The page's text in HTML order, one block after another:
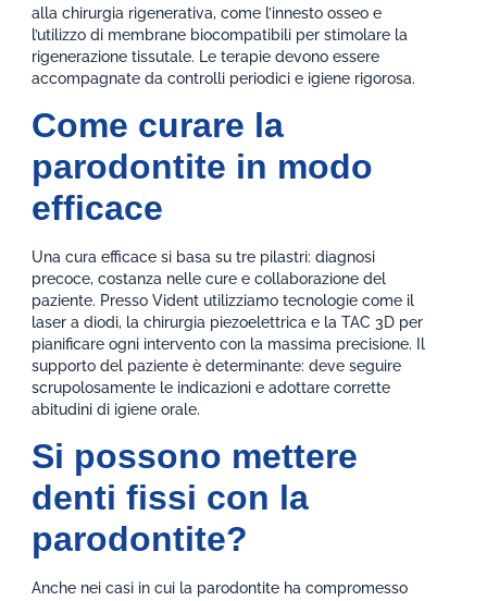
alla chirurgia rigenerativa, come l’innesto osseo e
l’utilizzo di membrane biocompatibili per stimolare la
rigenerazione tissutale. Le terapie devono essere
accompagnate da controlli periodici e igiene rigorosa.
Come curare la
parodontite in modo
efficace
Una cura efficace si basa su tre pilastri: diagnosi
precoce, costanza nelle cure e collaborazione del
paziente. Presso Vident utilizziamo tecnologie come il
laser a diodi, la chirurgia piezoelettrica e la TAC 3D per
pianificare ogni intervento con la massima precisione. Il
supporto del paziente è determinante: deve seguire
scrupolosamente le indicazioni e adottare corrette
abitudini di igiene orale.
Si possono mettere
denti fissi con la
parodontite?
Anche nei casi in cui la parodontite ha compromesso